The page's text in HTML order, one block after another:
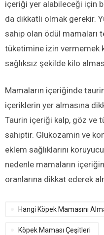
içeriği yer alabileceği için
da dikkatli olmak gerekir.
sahip olan ödül mamaları
tüketimine izin vermemek
sağlıksız şekilde kilo
Mamaların içeriğinde
içeriklerin yer almasına
Taurin içeriği kalp, göz ve
sahiptir. Glukozamin ve
eklem sağlıklarını
nedenle mamaların
oranlarına dikkat ederek
Hangi Köpek Mamasını
Köpek Maması Çeşitleri